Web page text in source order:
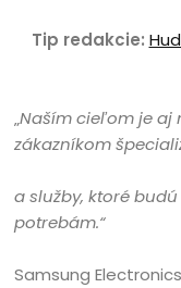
Tip redakcie:
„Naším cieľom je aj
zákazníkom
a služby, ktoré
potrebám.“
Samsung